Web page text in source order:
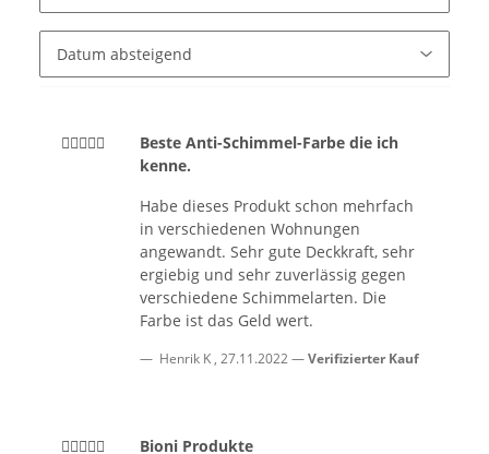
Beste Anti-Schimmel-Farbe die ich
kenne.
Habe dieses Produkt schon mehrfach
in verschiedenen Wohnungen
angewandt. Sehr gute Deckkraft, sehr
ergiebig und sehr zuverlässig gegen
verschiedene Schimmelarten. Die
Farbe ist das Geld wert.
Henrik K , 27.11.2022 Verifizierter Kauf
Bioni Produkte